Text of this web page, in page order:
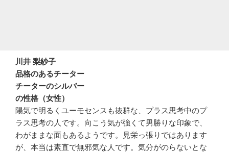
川井 梨紗子
品格のあるチーター
チーターのシルバー
の性格（女性）
陽気で明るくユーモセンスも抜群な、プラス思考中のプ
ラス思考の人です。向こう気が強くて男勝りな印象で、
わがままな面もあるようです。見栄っ張りではあります
が、本当は素直で無邪気な人です。気分がのらないとな